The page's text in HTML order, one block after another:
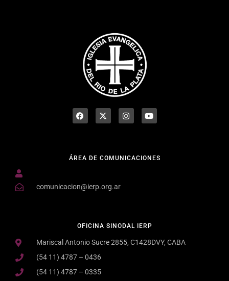
OFICINA SINODAL IERP
Mariscal Antonio Sucre 2855, C1428DVY, CABA
(54 11) 4787 – 0436
(54 11) 4787 – 0335
ÁREA DE COMUNICACIONES
comunicacion@ierp.org.ar